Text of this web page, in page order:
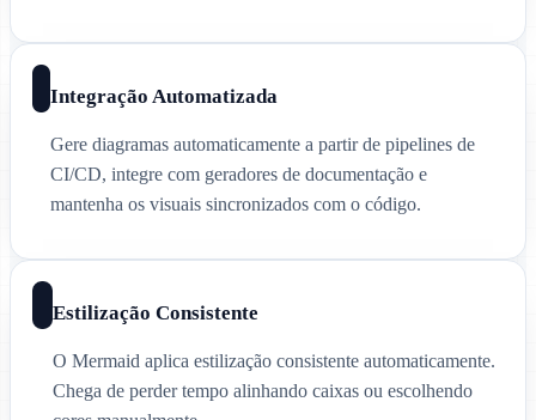
Integração Automatizada
Gere diagramas automaticamente a partir de pipelines de
CI/CD, integre com geradores de documentação e
mantenha os visuais sincronizados com o código.
Estilização Consistente
O Mermaid aplica estilização consistente automaticamente.
Chega de perder tempo alinhando caixas ou escolhendo